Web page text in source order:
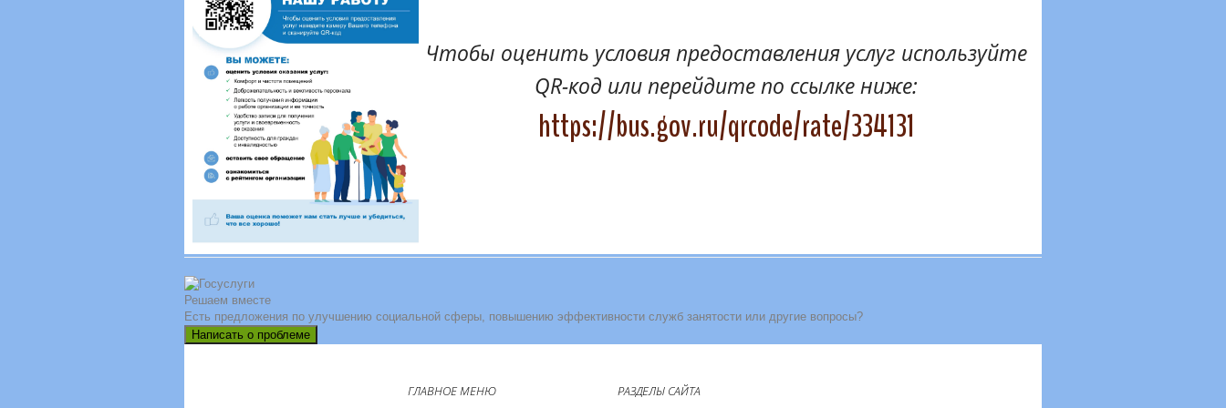
Чтобы оценить условия предоставления услуг используйте
QR-код или перейдите по ссылке ниже:
https://bus.gov.ru/qrcode/rate/334131
Решаем вместе
Есть предложения по улучшению социальной сферы, повышению эффективности служб занятости или другие вопросы?
Написать о проблеме
ГЛАВНОЕ МЕНЮ РАЗДЕЛЫ САЙТА